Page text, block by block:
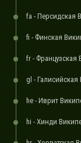
fa - Персидская
fi - Финская
fr - Французская
gl -
he - Иврит
hi - Хинди